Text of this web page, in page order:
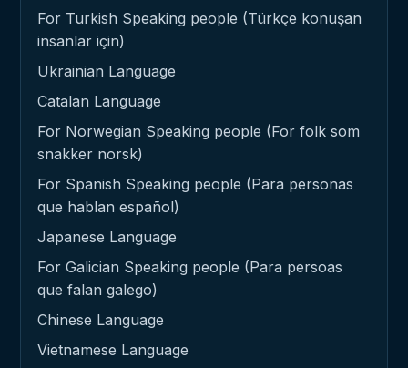
For Turkish Speaking people (Türkçe konuşan
insanlar için)
Ukrainian Language
Catalan Language
For Norwegian Speaking people (For folk som
snakker norsk)
For Spanish Speaking people (Para personas
que hablan español)
Japanese Language
For Galician Speaking people (Para persoas
que falan galego)
Chinese Language
Vietnamese Language